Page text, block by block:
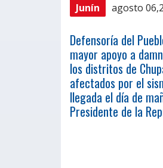
Junín agosto
Defensoría del
mayor apoyo a
los distritos de
afectados por el
llegada el día de
Presidente de la